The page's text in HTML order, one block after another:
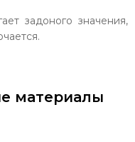
задоного значения,
материалы